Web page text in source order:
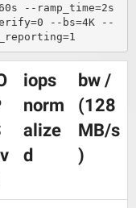
--ramp_time=2s
--bs=4K --
iops
norm
alize
d
bw /
(128
MB/s
)